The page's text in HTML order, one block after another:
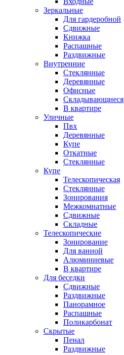
Зеркальные
Для гардеробной
Сдвижные
Книжка
Распашные
Раздвижные
Внутренние
Стеклянные
Деревянные
Офисные
Складывающиеся
В квартире
Уличные
Пвх
Деревянные
Купе
Откатные
Стеклянные
Купе
Телескопическая
Стеклянные
Зонирования
Межкомнатные
Сдвижные
Складные
Телескопические
Зонирование
Для ванной
Алюминиевые
В квартире
Для беседки
Сдвижные
Раздвижные
Панорамное
Распашные
Поликарбонат
Скрытые
Пенал
Раздвижные